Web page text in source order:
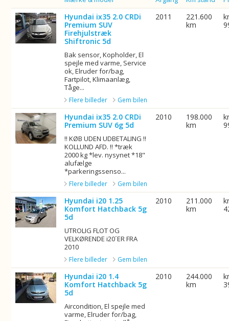
Hyundai ix35 2.0 CRDi
Premium SUV
Firehjulstræk
Shiftronic 5d
Bak sensor, Kopholder, El
spejle med varme, Service
ok, Elruder for/bag,
Fartpilot, Klimaanlæg,
Tåge...
Gem bilen
Flere billeder
2011
221.600
km
Hyundai ix35 2.0 CRDi
Premium SUV 6g 5d
!! KØB UDEN UDBETALING !!
KOLLUND AFD. !! *træk
2000 kg *lev. nysynet *18"
alufælge
*parkeringssenso...
Gem bilen
Flere billeder
2010
198.000
km
Hyundai i20 1.25
Komfort Hatchback 5g
5d
UTROLIG FLOT OG
VELKØRENDE i20´ER FRA
2010
Gem bilen
Flere billeder
2010
211.000
km
Hyundai i20 1.4
Komfort Hatchback 5g
5d
Aircondition, El spejle med
varme, Elruder for/bag,
2010
244.000
km